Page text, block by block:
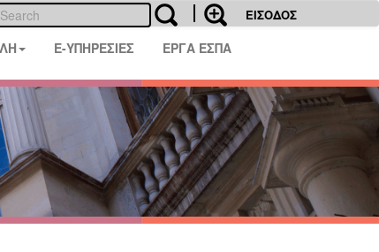
ΕΙΣΟΔΟΣ
E-ΥΠΗΡΕΣΙΕΣ ΕΡΓΑ ΕΣΠΑ